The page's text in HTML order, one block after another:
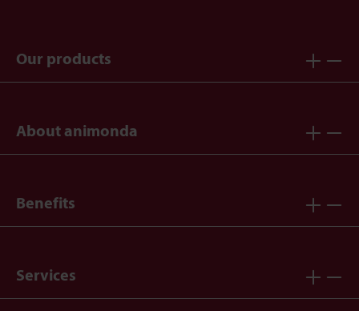
Our products
About animonda
Benefits
Services